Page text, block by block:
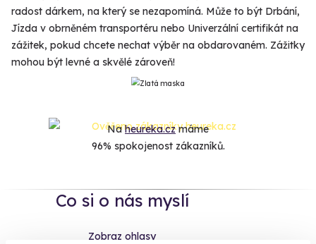
radost dárkem, na který se nezapomíná. Může to být Drbání,
Jízda v obrněném transportéru nebo Univerzální certifikát na
zážitek, pokud chcete nechat výběr na obdarovaném. Zážitky
mohou být levné a skvělé zároveň!
Naheureka.czmáme
96% spokojenost zákazníků.
Co si o nás myslí
Zobraz ohlasy